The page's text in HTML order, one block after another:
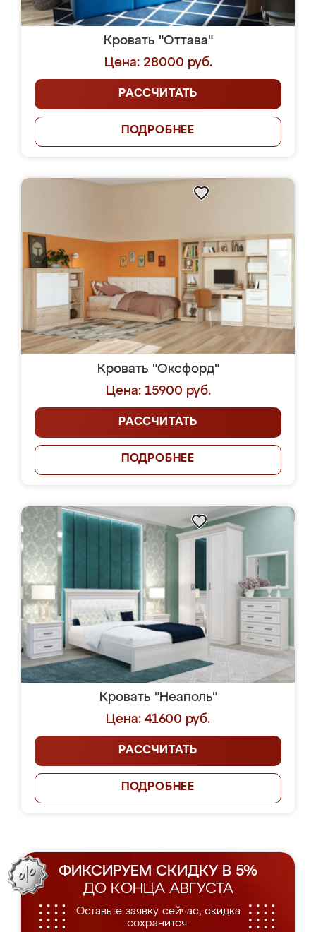
Кровать "Оттава"
Цена: 28000 руб.
РАССЧИТАТЬ
ПОДРОБНЕЕ
Кровать "Оксфорд"
Цена: 15900 руб.
РАССЧИТАТЬ
ПОДРОБНЕЕ
Кровать "Неаполь"
Цена: 41600 руб.
РАССЧИТАТЬ
ПОДРОБНЕЕ
ФИКСИРУЕМ СКИДКУ В 5%
ДО КОНЦА АВГУСТА
Оставьте заявку сейчас, скидка
сохранится.